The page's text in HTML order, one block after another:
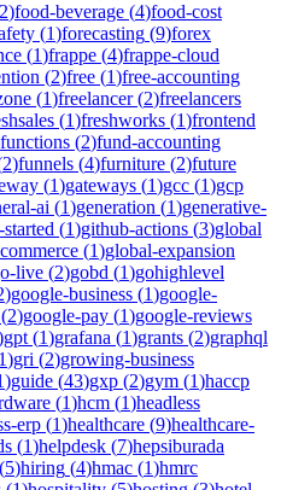
2)food-beverage (4)food-cost
(1)forecasting (9)forex
(1)frappe (4)frappe-cloud
(2)free (1)free-accounting
(1)freelancer(2)freelancers
(1)freshworks (1)frontend
functions (2)fund-accounting
2)funnels (4)furniture (2)future
(1)gateways (1)gcc (1)gcp
ai (1)generation (1)generative-
(1)github-actions (3)global
(1)global-expansion
live (2)gobd (1)gohighlevel
)google-business (1)google-
(2)google-pay (1)google-reviews
gpt (1)grafana (1)grants (2)graphql
1)gri (2)growing-business
)guide (43)gxp (2)gym (1)haccp
(1)hcm (1)headless
erp (1)healthcare (9)healthcare-
(1)helpdesk (7)hepsiburada
(5)hiring (4)hmac (1)hmrc